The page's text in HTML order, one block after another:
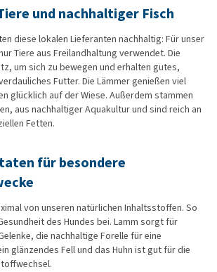
und nachhaltiger Fisch
diese lokalen Lieferanten nachhaltig: Für unser
Tiere aus Freilandhaltung verwendet. Die
um sich zu bewegen und erhalten gutes,
Futter. Die Lämmer genießen viel
glücklich auf der Wiese. Außerdem stammen
aus nachhaltiger Aquakultur und sind reich an
Fetten.
für besondere
von unseren natürlichen Inhaltsstoffen. So
des Hundes bei. Lamm sorgt für
die nachhaltige Forelle für eine
glänzendes Fell und das Huhn ist gut für die